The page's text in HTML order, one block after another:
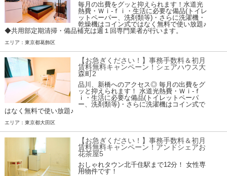
毎月の出費をグッと抑えられます！水道光
熱費・Ｗｉ-ｆｉ・生活に必要な備品(トイレ
ットペーパー、洗剤類等)・さらに洗濯機・
乾燥機はコイン式ではなく無料で使い放題♪
◆共用部定期清掃・備品補充は週１回専門業者が行います。
エリア：東京都葛飾区
【お急ぎください！】事務手数料＆初月
賃料無料キャンペーン！シェアハウス大
森町2
品川、新橋へのアクセス◎ 毎月の出費をグ
ッと抑えられます！ 水道光熱費・Ｗｉ-ｆ
ｉ・生活に必要な備品(トイレットペーパ
ー、洗剤類等)・さらに洗濯機はコイン式で
はなく無料で使い放題♪
エリア：東京都大田区
【お急ぎください！】事務手数料＆初月
賃料無料キャンペーン！アンドシェアお
花茶屋5
おしゃれタウン北千住駅まで12分！ 女性専
用物件です！